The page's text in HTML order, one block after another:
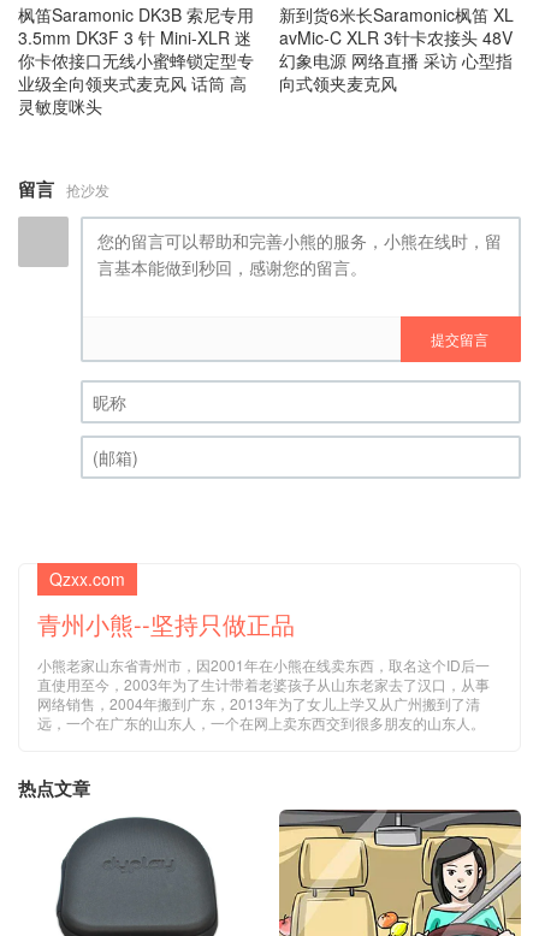
枫笛Saramonic DK3B 索尼专用
3.5mm DK3F 3 针 Mini-XLR 迷
你卡侬接口无线小蜜蜂锁定型专
业级全向领夹式麦克风 话筒 高
灵敏度咪头
新到货6米长Saramonic枫笛 XL
avMic-C XLR 3针卡农接头 48V
幻象电源 网络直播 采访 心型指
向式领夹麦克风
留言 抢沙发
提交留言
昵称 (必填)
Qzxx.com
青州小熊--坚持只做正品
小熊老家山东省青州市，因2001年在小熊在线卖东西，取名这个ID后一
直使用至今，2003年为了生计带着老婆孩子从山东老家去了汉口，从事
网络销售，2004年搬到广东，2013年为了女儿上学又从广州搬到了清
远，一个在广东的山东人，一个在网上卖东西交到很多朋友的山东人。
热点文章